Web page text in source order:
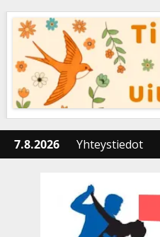
content
7.8.2026 Yhteystiedot